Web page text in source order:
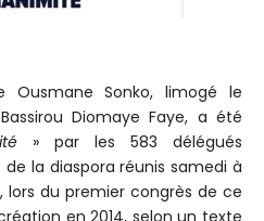
Ousmane Sonko, limogé le
Diomaye Faye, a été
» par les 583 délégués
la diaspora réunis samedi à
lors du premier congrès de ce